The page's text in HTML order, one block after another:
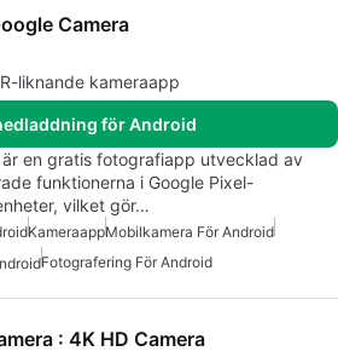
Camera
liknande kameraapp
för Android
är en gratis fotografiapp utvecklad av
funktionerna i Google Pixel-
vilket gör…
KameraappMobilkamera För Android
Fotografering För Android
: 4K HD Camera